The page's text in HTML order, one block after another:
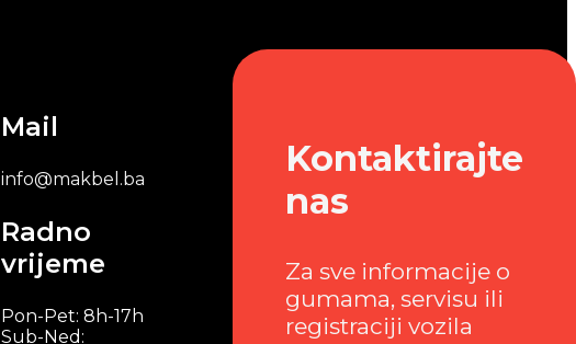
Mail
info@makbel.ba
Radno
vrijeme
Pon-Pet: 8h-17h
Sub-Ned:
Kontaktirajte
nas
Za sve informacije o
gumama, servisu ili
registraciji vozila